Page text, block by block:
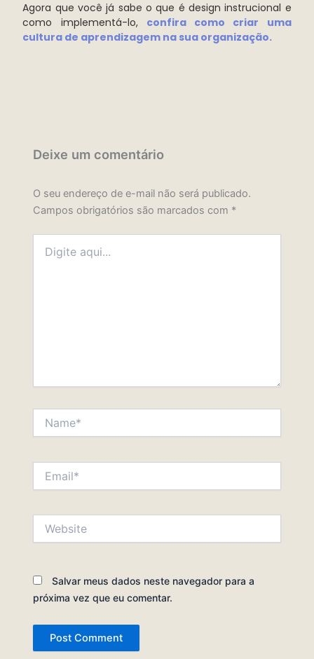
Agora que você já sabe o que é design instrucional e
como implementá-lo, confira como criar uma
cultura de aprendizagem na sua organização.
Deixe um comentário
O seu endereço de e-mail não será publicado.
Campos obrigatórios são marcados com *
aqui...
Salvar meus dados neste navegador para a
próxima vez que eu comentar.